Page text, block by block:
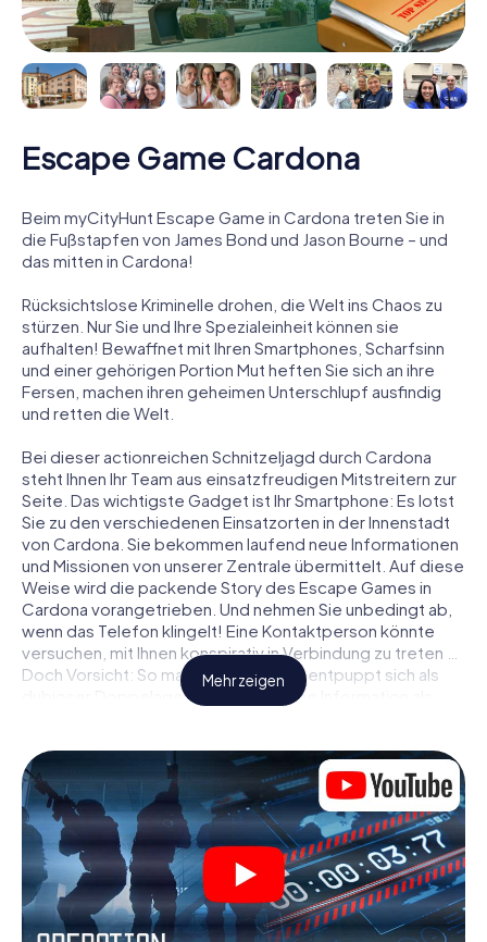
Escape Game Cardona
Beim myCityHunt Escape Game in Cardona treten Sie in
die Fußstapfen von James Bond und Jason Bourne – und
das mitten in Cardona!
Rücksichtslose Kriminelle drohen, die Welt ins Chaos zu
stürzen. Nur Sie und Ihre Spezialeinheit können sie
aufhalten! Bewaffnet mit Ihren Smartphones, Scharfsinn
und einer gehörigen Portion Mut heften Sie sich an ihre
Fersen, machen ihren geheimen Unterschlupf ausfindig
und retten die Welt.
Bei dieser actionreichen Schnitzeljagd durch Cardona
steht Ihnen Ihr Team aus einsatzfreudigen Mitstreitern zur
Seite. Das wichtigste Gadget ist Ihr Smartphone: Es lotst
Sie zu den verschiedenen Einsatzorten in der Innenstadt
von Cardona. Sie bekommen laufend neue Informationen
und Missionen von unserer Zentrale übermittelt. Auf diese
Weise wird die packende Story des Escape Games in
Cardona vorangetrieben. Und nehmen Sie unbedingt ab,
wenn das Telefon klingelt! Eine Kontaktperson könnte
versuchen, mit Ihnen konspirativ in Verbindung zu treten …
Doch Vorsicht: So mancher Informant entpuppt sich als
dubioser Doppelagent und so manche Information als
Sie niemandem!
Anders als in einem klassischen Escape Room in Cardona
sind Sie also nicht in ein Zimmer eingesperrt, aus dem Sie
sich in einem vorgegebenen Zeitfenster befreien
müssen. Diese Smartphone Schnitzeljagd erklärt ganz
Cardona zu Ihrem persönlichen Spielfeld! Die technische
Voraussetzung für Ihr Agentenabenteuer in Cardona: Ein
Smartphone mit Zugang ins mobile Internet. Per Klick
Mehr zeigen